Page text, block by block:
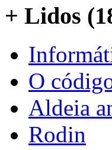
+ Lidos
O
Aldeia
Rodin